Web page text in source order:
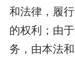
和法律，履
的权利；由
务，由本法